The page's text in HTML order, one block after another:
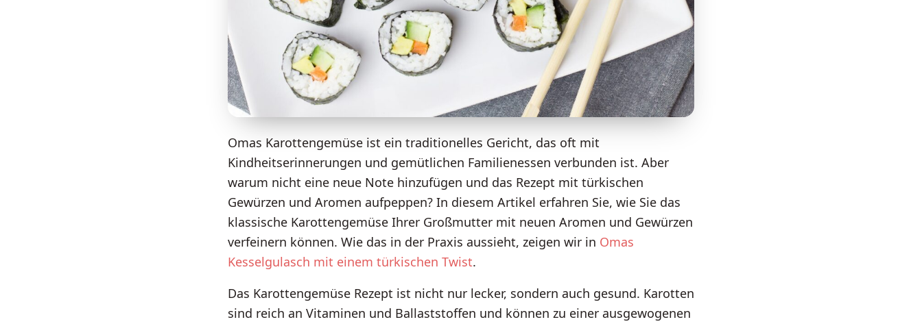
Omas Karottengemüse ist ein traditionelles Gericht, das oft mit
Kindheitserinnerungen und gemütlichen Familienessen verbunden ist. Aber
warum nicht eine neue Note hinzufügen und das Rezept mit türkischen
Gewürzen und Aromen aufpeppen? In diesem Artikel erfahren Sie, wie Sie das
klassische Karottengemüse Ihrer Großmutter mit neuen Aromen und Gewürzen
verfeinern können. Wie das in der Praxis aussieht, zeigen wir in Omas
Kesselgulasch mit einem türkischen Twist.
Das Karottengemüse Rezept ist nicht nur lecker, sondern auch gesund. Karotten
sind reich an Vitaminen und Ballaststoffen und können zu einer ausgewogenen